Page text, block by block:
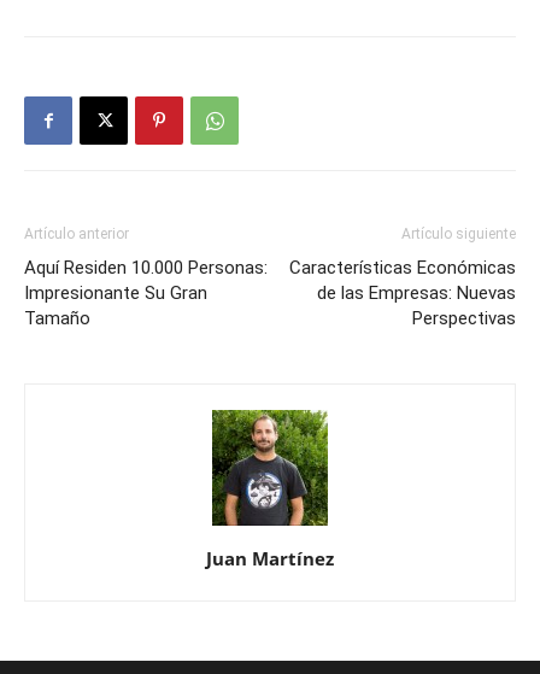
Artículo anterior
Aquí Residen 10.000 Personas:
Impresionante Su Gran
Tamaño
Artículo siguiente
Características Económicas
de las Empresas: Nuevas
Perspectivas
Juan Martínez